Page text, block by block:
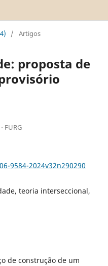
/ Artigos
proposta de
FURG
9584-2024v32n290290
teoria interseccional,
de construção de um